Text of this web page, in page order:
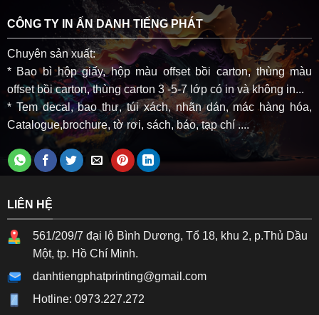
CÔNG TY IN ẤN DANH TIẾNG PHÁT
Chuyên sản xuất:
* Bao bì hộp giấy, hộp màu offset bồi carton, thùng màu
offset bồi carton, thùng carton 3 -5-7 lớp có in và không in...
* Tem decal, bao thư, túi xách, nhãn dán, mác hàng hóa,
Catalogue,brochure, tờ rơi, sách, báo, tạp chí ....
LIÊN HỆ
561/209/7 đại lộ Bình Dương, Tổ 18, khu 2, p.Thủ Dầu
Một, tp. Hồ Chí Minh.
danhtiengphatprinting@gmail.com
Hotline: 0973.227.272